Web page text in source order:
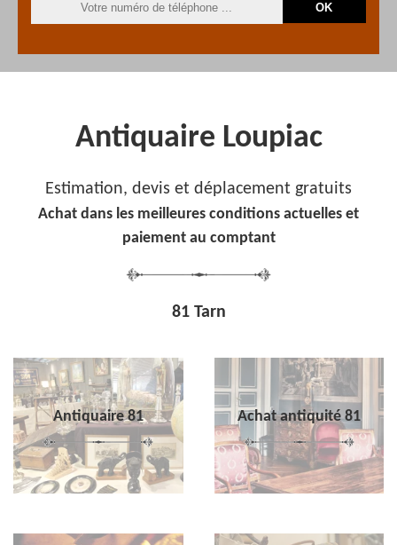
Antiquaire Loupiac
Estimation, devis et déplacement gratuits
Achat dans les meilleures conditions actuelles et
paiement au comptant
81 Tarn
Antiquaire 81 Achat antiquité 81